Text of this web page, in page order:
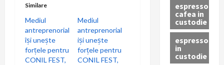
i
o
n
Similare
Mediul
antreprenorial
își unește
forțele pentru
CONIL FEST,
Mediul
antreprenorial
iși unește
forțele pentru
CONIL FEST,
espressor
cafea in
custodie
espressor
in
custodie